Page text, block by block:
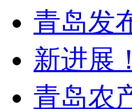
青岛发
新进展
青岛农